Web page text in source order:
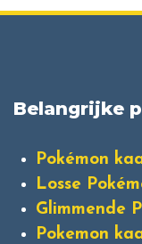
Belangrijke
Pokémon
Losse
Glimmende
Pokemon